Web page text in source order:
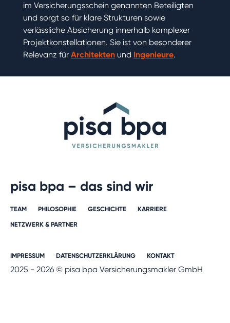
im Versicherungsschein genannten Beteiligten
und sorgt so für klare Strukturen sowie
verlässliche Absicherung innerhalb komplexer
Projektkonstellationen. Sie ist von besonderer
Relevanz für Architektenund Ingenieure.
pisa bpa – das sind wir
TEAM PHILOSOPHIE GESCHICHTE​
KARRIERE​
NETZWERK & PARTNER​
IMPRESSUM DATENSCHUTZERKLÄRUNG KONTAKT
2025 - 2026 © pisa bpa Versicherungsmakler GmbH